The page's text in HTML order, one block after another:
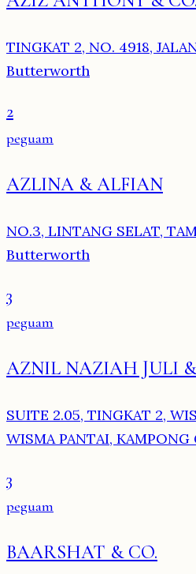
TINGKAT 2, NO. 4918,
Butterworth
2
peguam
AZLINA & ALFIAN
NO.3, LINTANG SELAT,
Butterworth
3
peguam
AZNIL NAZIAH JULI
SUITE 2.05, TINGKAT 2,
WISMA PANTAI,
3
peguam
BAARSHAT & CO.